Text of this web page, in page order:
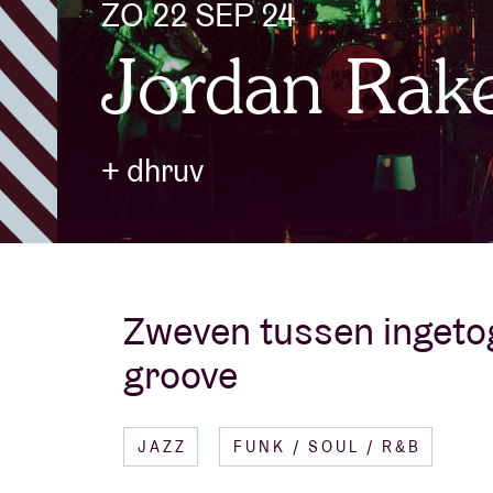
AB ❤ you
ZO 22 SEP 24
Jordan
+ dhruv
Zweven tussen
groove
JAZZ FUNK / SOUL / R&B